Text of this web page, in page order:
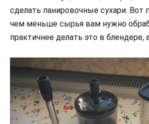
сделать панировочные сухари. Вот
чем меньше сырья вам нужно
практичнее делать это в блендере,